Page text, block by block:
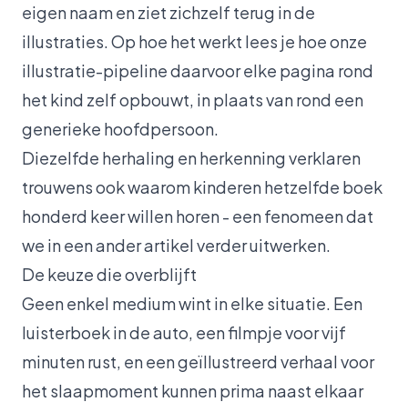
eigen naam en ziet zichzelf terug in de
illustraties. Op hoe het werkt lees je hoe onze
illustratie-pipeline daarvoor elke pagina rond
het kind zelf opbouwt, in plaats van rond een
generieke hoofdpersoon.
Diezelfde herhaling en herkenning verklaren
trouwens ook waarom kinderen hetzelfde boek
honderd keer willen horen - een fenomeen dat
we in eenander artikelverder uitwerken.
De keuze die overblijft
Geen enkel medium wint in elke situatie. Een
luisterboek in de auto, een filmpje voor vijf
minuten rust, en een geïllustreerd verhaal voor
het slaapmoment kunnen prima naast elkaar